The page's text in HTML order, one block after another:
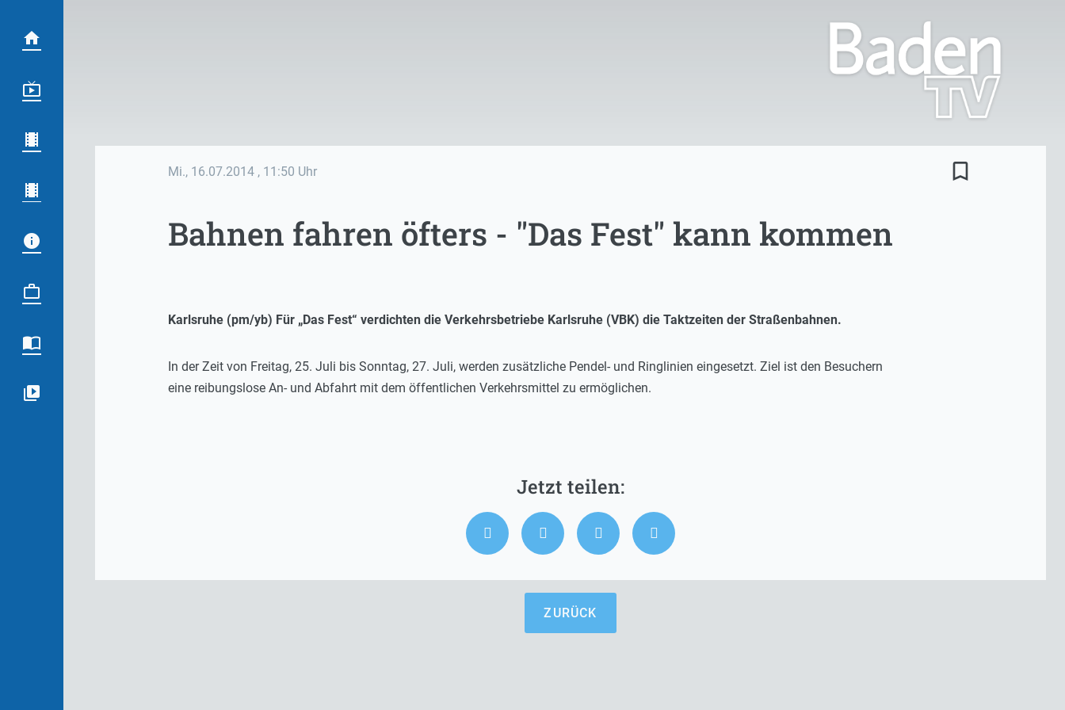
Mi., 16.07.2014 , 11:50 Uhr bookmark_border
Bahnen fahren öfters - "Das Fest" kann kommen
Karlsruhe (pm/yb) Für „Das Fest“ verdichten die Verkehrsbetriebe Karlsruhe (VBK) die Taktzeiten der Straßenbahnen.
In der Zeit von Freitag, 25. Juli bis Sonntag, 27. Juli, werden zusätzliche Pendel- und Ringlinien eingesetzt. Ziel ist den Besuchern
eine reibungslose An- und Abfahrt mit dem öffentlichen Verkehrsmittel zu ermöglichen.
ZURÜCK